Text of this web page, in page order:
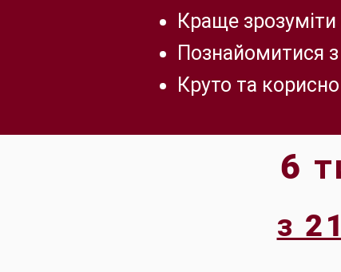
Краще
Познайомитися
Круто та
6
з